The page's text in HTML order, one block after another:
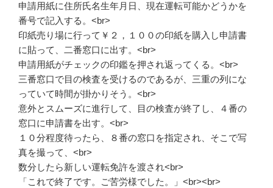
申請用紙に住所氏名生年月日、現在運転可能かどうかを
番号で記入する。<br>
印紙売り場に行って￥２，１００の印紙を購入し申請書
に貼って、二番窓口に出す。<br>
申請用紙がチェックの印鑑を押され返ってくる。<br>
三番窓口で目の検査を受けるのであるが、三重の列にな
っていて時間が掛かりそう。<br>
意外とスムーズに進行して、目の検査が終了し、４番の
窓口に申請書を出す。<br>
１０分程度待ったら、８番の窓口を指定され、そこで写
真を撮って、<br>
数分したら新しい運転免許を渡され<br>
「これで終了です。ご苦労様でした。」<br><br>